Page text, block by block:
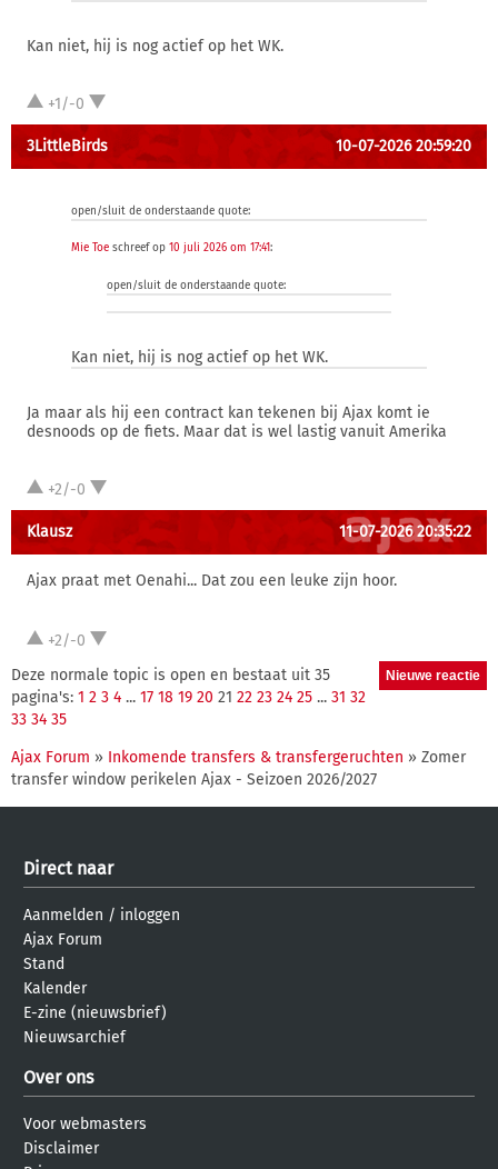
Kan niet, hij is nog actief op het WK.
+1/-0
3LittleBirds 10-07-2026 20:59:20
open/sluit de onderstaande quote:
Mie Toe schreef op 10 juli 2026 om 17:41:
open/sluit de onderstaande quote:
Kan niet, hij is nog actief op het WK.
Ja maar als hij een contract kan tekenen bij Ajax komt ie
desnoods op de fiets. Maar dat is wel lastig vanuit Amerika
+2/-0
Klausz 11-07-2026 20:35:22
Ajax praat met Oenahi... Dat zou een leuke zijn hoor.
+2/-0
Deze normale topic is open en bestaat uit 35
pagina's: 1 2 3 4 ... 17 18 19 20 21 22 23 24 25 ... 31 32
33 34 35
Ajax Forum » Inkomende transfers & transfergeruchten » Zomer
transfer window perikelen Ajax - Seizoen 2026/2027
Direct naar
Aanmelden / inloggen
Ajax Forum
Stand
Kalender
E-zine (nieuwsbrief)
Nieuwsarchief
Over ons
Voor webmasters
Disclaimer